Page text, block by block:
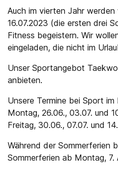
Auch im vierten Jahr
16.07.2023 (die ersten drei
Fitness begeistern. Wir
eingeladen, die nicht im
Unser Sportangebot
anbieten.
Unsere Termine bei Sport
Montag, 26.06., 03.07. und
Freitag, 30.06., 07.07. und
Während der Sommerferien
Sommerferien ab Montag,